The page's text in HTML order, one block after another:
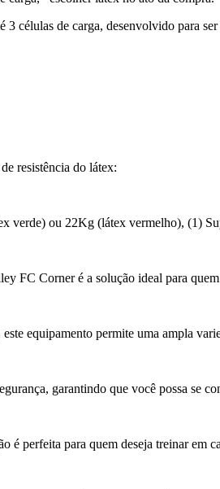
células de carga, desenvolvido para
resistência do látex:
verde) ou 22Kg (látex vermelho), (1)
FC Corner é a solução ideal para
equipamento permite uma ampla
garantindo que você possa se
é perfeita para quem deseja treinar em